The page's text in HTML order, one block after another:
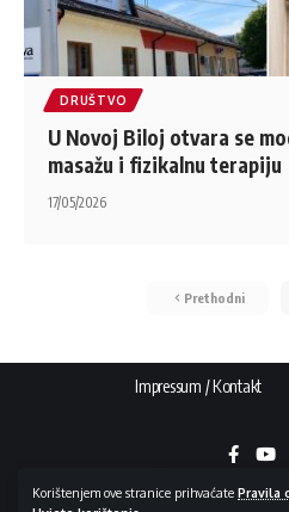
Korištenjem ove stranice prihvaćate Pravila
DRUŠTVO
U Novoj Biloj otvara se
masažu i fizikalnu terapiju
17/05/2026
Prethodni
Impressum / Kontakt